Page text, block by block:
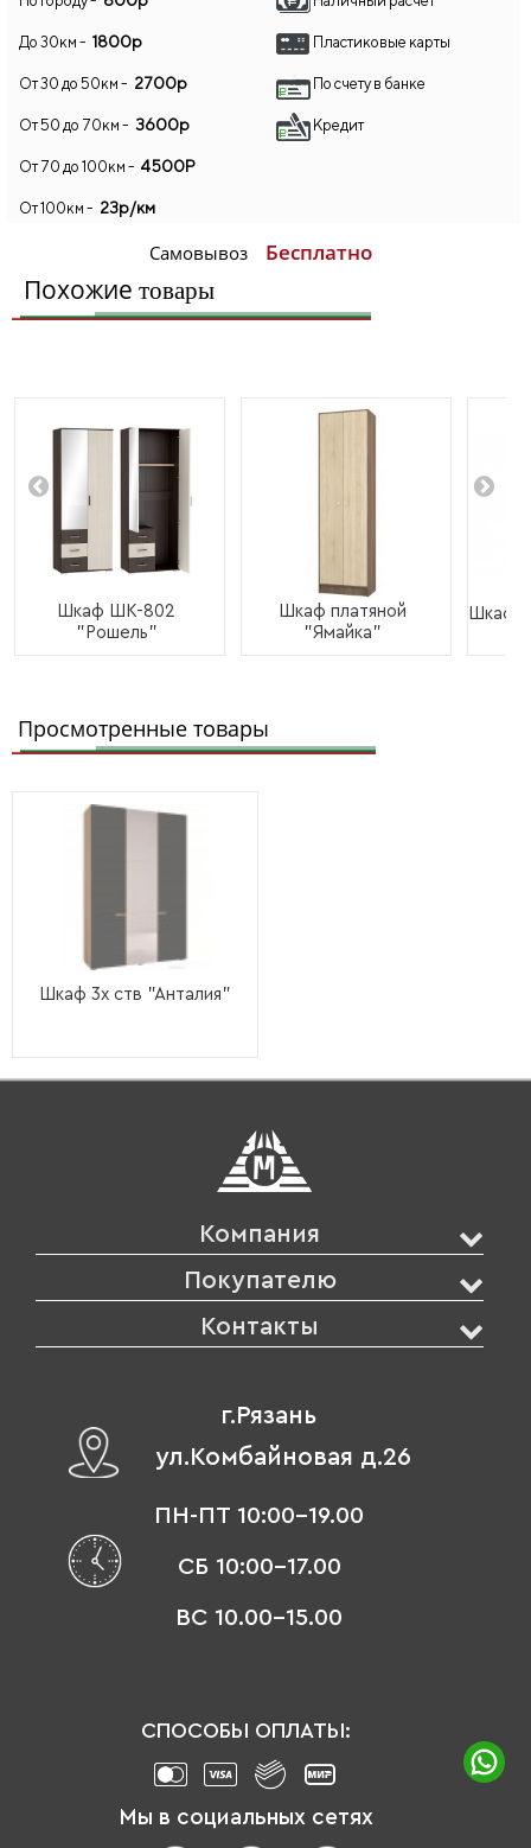
До 30км - 1800р
От 30 до 50км - 2700р
От 50 до 70км - 3600р
От 70 до 100км - 4500Р
От 100км - 23р/км
Самовывоз Бесплатно
Пластиковые карты
По счету в банке
Кредит
Похожие товары
Шкаф ШК-802
"Рошель"
Шкаф платяной
"Ямайка"
Шкаф
Просмотренные товары
Шкаф 3х ств "Анталия"
Компания
Покупателю
Контакты
г.Рязань
ул.Комбайновая д.26
ПН-ПТ 10:00-19.00
СБ 10:00-17.00
ВС 10.00-15.00
СПОСОБЫ ОПЛАТЫ:
Мы в социальных сетях